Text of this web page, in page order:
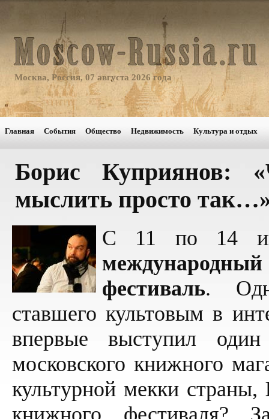
Москва, Россия, 07 августа 2026 года
Главная События Общество Недвижимость Культура и отдых
Борис Куприянов:
мыслить просто
C 11 по 14
фестиваль.
ставшего культовым в
впервые выступил один
московского книжного
культурной мекки страны,
книжного фестиваля?